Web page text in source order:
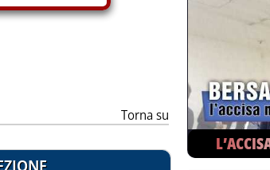
Torna su